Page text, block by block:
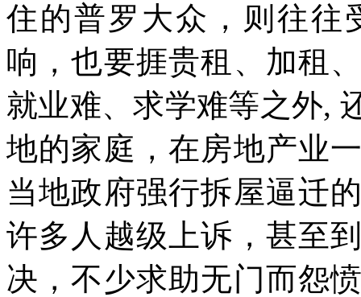
住的普罗大众，则往往
响，也要捱贵租、加租
就业难、求学难等之外,
地的家庭，在房地产业
当地政府强行拆屋逼迁
许多人越级上诉，甚至
决，不少求助无门而怨